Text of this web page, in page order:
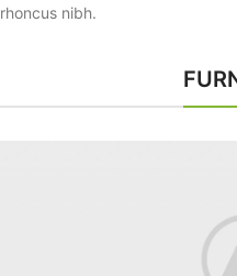
rhoncus nibh.